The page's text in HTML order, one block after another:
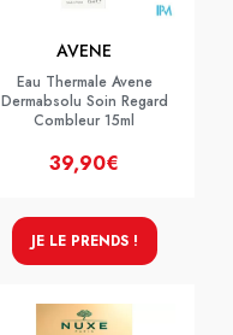
AVENE
Eau Thermale Avene
Dermabsolu Soin Regard
Combleur 15ml
39,90€
JE LE PRENDS !